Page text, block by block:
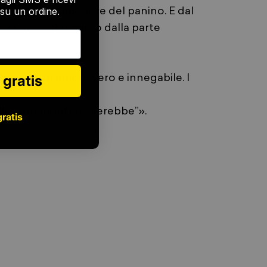
la parte superiore del panino. E dal
stato schiacciato dalla parte
di un amore vero e innegabile. I
non mi interesserebbe”».
un ordine.
gratis